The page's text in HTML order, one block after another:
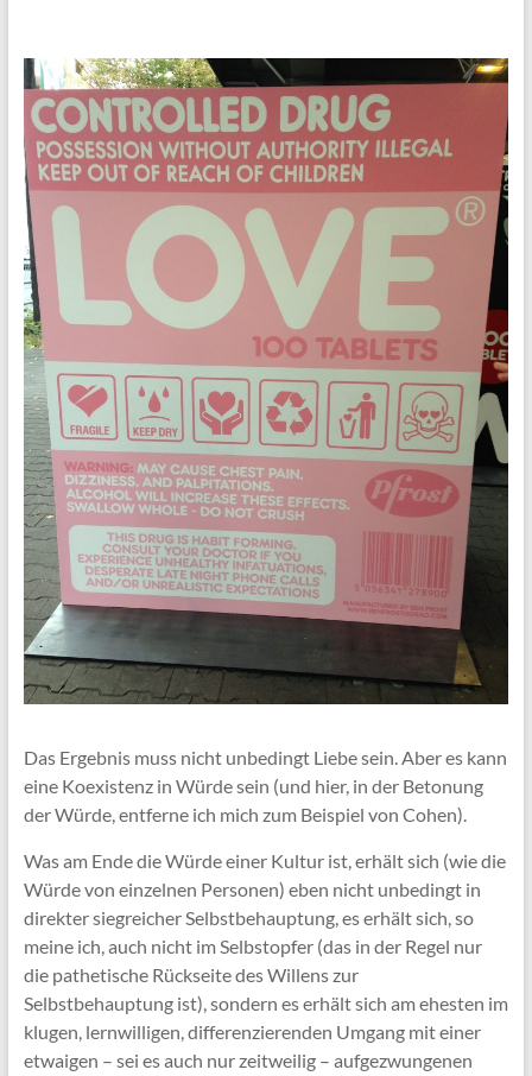
Das Ergebnis muss nicht unbedingt Liebe sein. Aber es kann
eine Koexistenz in Würde sein (und hier, in der Betonung
der Würde, entferne ich mich zum Beispiel von Cohen).
Was am Ende die Würde einer Kultur ist, erhält sich (wie die
Würde von einzelnen Personen) eben nicht unbedingt in
direkter siegreicher Selbstbehauptung, es erhält sich, so
meine ich, auch nicht im Selbstopfer (das in der Regel nur
die pathetische Rückseite des Willens zur
Selbstbehauptung ist), sondern es erhält sich am ehesten im
klugen, lernwilligen, differenzierenden Umgang mit einer
etwaigen – sei es auch nur zeitweilig – aufgezwungenen